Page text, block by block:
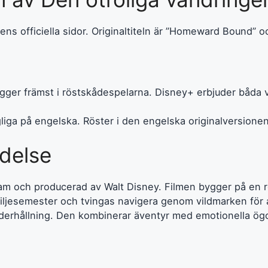
officiella sidor. Originaltiteln är ”Homeward Bound”
främst i röstskådespelarna. Disney+ erbjuder
på engelska. Röster i den engelska
och producerad av Walt Disney. Filmen bygger på
och tvingas navigera genom vildmarken
Den kombinerar äventyr med emotionella